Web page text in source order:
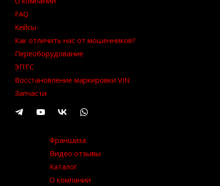
FAQ
Кейсы
Как отличить нас от мошенников?
Переоборудование
ЭПТС
Восстановление маркировки VIN
Запчасти
Франшиза
Видео отзывы
Каталог
О компании